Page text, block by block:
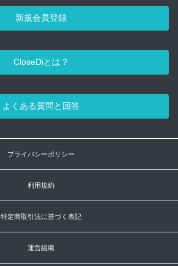
新規会員登録
CloseDiとは？
よくある質問と回答
プライバシーポリシー
利用規約
特定商取引法に基づく表記
運営組織